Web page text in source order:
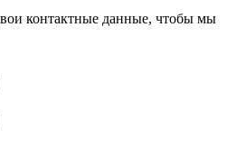
контактные данные, чтобы мы